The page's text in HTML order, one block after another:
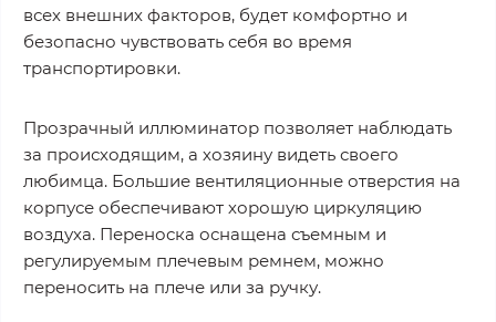
всех внешних факторов, будет комфортно и
безопасно чувствовать себя во время
транспортировки.
Прозрачный иллюминатор позволяет наблюдать
за происходящим, а хозяину видеть своего
любимца. Большие вентиляционные отверстия на
корпусе обеспечивают хорошую циркуляцию
воздуха. Переноска оснащена съемным и
регулируемым плечевым ремнем, можно
переносить на плече или за ручку.